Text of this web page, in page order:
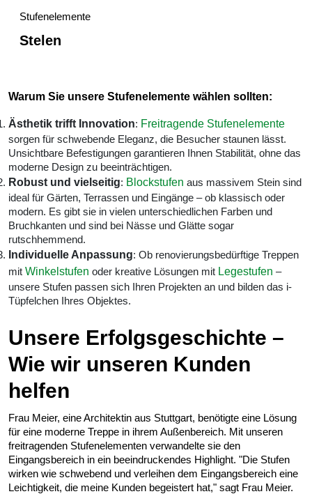
Stufenelemente
Stelen
Warum Sie unsere Stufenelemente wählen sollten:
Ästhetik trifft Innovation: Freitragende Stufenelemente
sorgen für schwebende Eleganz, die Besucher staunen lässt.
Unsichtbare Befestigungen garantieren Ihnen Stabilität, ohne das
moderne Design zu beeinträchtigen.
Robust und vielseitig: Blockstufen aus massivem Stein sind
ideal für Gärten, Terrassen und Eingänge – ob klassisch oder
modern. Es gibt sie in vielen unterschiedlichen Farben und
Bruchkanten und sind bei Nässe und Glätte sogar
rutschhemmend.
Individuelle Anpassung: Ob renovierungsbedürftige Treppen
mit Winkelstufen oder kreative Lösungen mit Legestufen –
unsere Stufen passen sich Ihren Projekten an und bilden das i-
Tüpfelchen Ihres Objektes.
Unsere Erfolgsgeschichte –
Wie wir unseren Kunden
helfen
Frau Meier, eine Architektin aus Stuttgart, benötigte eine Lösung
für eine moderne Treppe in ihrem Außenbereich. Mit unseren
freitragenden Stufenelementen verwandelte sie den
Eingangsbereich in ein beeindruckendes Highlight. "Die Stufen
wirken wie schwebend und verleihen dem Eingangsbereich eine
Leichtigkeit, die meine Kunden begeistert hat," sagt Frau Meier.